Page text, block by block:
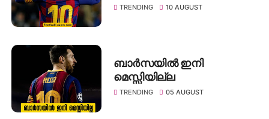
TRENDING 10 AUGUST
ബാർസയിൽ ഇനി
മെസ്സിയില്ല
TRENDING 05 AUGUST